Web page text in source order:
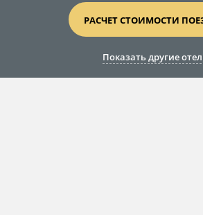
РАСЧЕТ СТОИМОСТИ
Показать другие